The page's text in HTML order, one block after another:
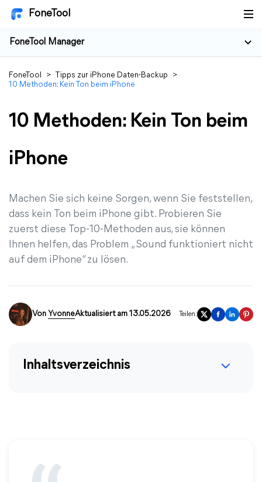
FoneTool
FoneTool Manager
FoneTool > Tipps zur iPhone Daten-Backup
>
10 Methoden: Kein Ton beim iPhone
10 Methoden: Kein Ton beim
iPhone
Machen Sie sich keine Sorgen, wenn Sie feststellen,
dass kein Ton beim iPhone gibt. Probieren Sie
zuerst diese Top-10-Methoden aus, sie können
Ihnen helfen, das Problem „Sound funktioniert nicht
auf dem iPhone“ zu lösen.
Von YvonneAktualisiert am 13.05.2026 Teilen:
Inhaltsverzeichnis